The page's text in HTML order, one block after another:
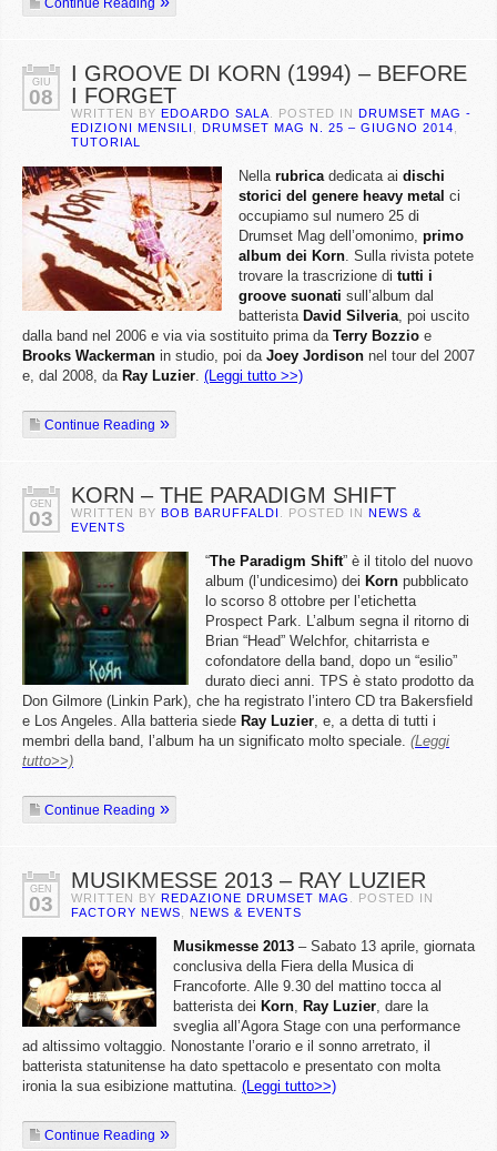
Continue Reading
GIU
08
I GROOVE DI KORN (1994) – BEFORE
I FORGET
WRITTEN BY EDOARDO SALA . POSTED IN DRUMSET MAG -
EDIZIONI MENSILI
DRUMSET MAG N. 25 – GIUGNO 2014
TUTORIAL
Nella rubricadedicata ai dischi
storici del genere heavy metal ci
occupiamo sul numero 25 di
Drumset Mag dell’omonimo, primo
album dei Korn. Sulla rivista potete
trovare la trascrizione di tutti i
groove suonati sull’album dal
batterista David Silveria, poi uscito
dalla band nel 2006 e via via sostituito prima da Terry Bozzio e
Brooks Wackerman in studio, poi da Joey Jordison nel tour del 2007
e, dal 2008, da Ray Luzier. (Leggi tutto >>)
Continue Reading
GEN
03
KORN – THE PARADIGM SHIFT
WRITTEN BY BOB BARUFFALDI . POSTED IN NEWS &
EVENTS
“The Paradigm Shift” è il titolo del nuovo
album (l’undicesimo) dei Korn pubblicato
lo scorso 8 ottobre per l’etichetta
Prospect Park. L’album segna il ritorno di
Brian “Head” Welchfor, chitarrista e
cofondatore della band, dopo un “esilio”
durato dieci anni. TPS è stato prodotto da
Don Gilmore (Linkin Park), che ha registrato l’intero CD tra Bakersfield
e Los Angeles. Alla batteria siede Ray Luzier, e, a detta di tutti i
membri della band, l’album ha un significato molto speciale. (Leggi
tutto>>)
Continue Reading
GEN
03
MUSIKMESSE 2013 – RAY LUZIER
WRITTEN BY REDAZIONE DRUMSET MAG
. POSTED IN
FACTORY NEWS
NEWS & EVENTS
Musikmesse 2013 – Sabato 13 aprile, giornata
conclusiva della Fiera della Musica di
Francoforte. Alle 9.30 del mattino tocca al
batterista dei Korn, Ray Luzier, dare la
sveglia all’Agora Stage con una performance
ad altissimo voltaggio. Nonostante l’orario e il sonno arretrato, il
batterista statunitense ha dato spettacolo e presentato con molta
ironia la sua esibizione mattutina. (Leggi tutto>>)
Continue Reading